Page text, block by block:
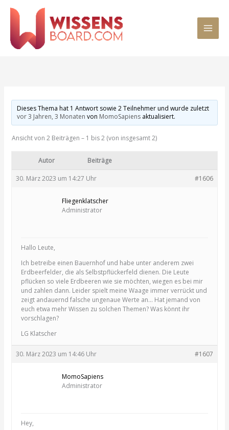
Inhalt
Dieses Thema hat 1 Antwort sowie 2 Teilnehmer und wurde zuletzt
vor 3 Jahren, 3 Monaten von MomoSapiensaktualisiert.
Ansicht von 2 Beiträgen – 1 bis 2 (von insgesamt 2)
Autor Beiträge
30. März 2023 um 14:27 Uhr #1606
Fliegenklatscher
Administrator
Hallo Leute,
Ich betreibe einen Bauernhof und habe unter anderem zwei
Erdbeerfelder, die als Selbstpflückerfeld dienen. Die Leute
pflücken so viele Erdbeeren wie sie möchten, wiegen es bei mir
und zahlen dann. Leider spielt meine Waage immer verrückt und
zeigt andauernd falsche ungenaue Werte an… Hat jemand von
euch etwa mehr Wissen zu solchen Themen? Was könnt ihr
vorschlagen?
LG Klatscher
30. März 2023 um 14:46 Uhr #1607
MomoSapiens
Administrator
Hey,